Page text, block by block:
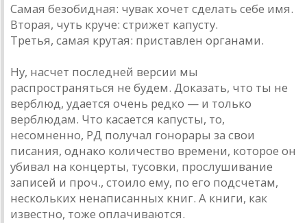
Самая безобидная: чувак хочет сделать себе имя.
Вторая, чуть круче: стрижет капусту.
Третья, самая крутая: приставлен органами.
Ну, насчет последней версии мы
распространяться не будем. Доказать, что ты не
верблюд, удается очень редко — и только
верблюдам. Что касается капусты, то,
несомненно, РД получал гонорары за свои
писания, однако количество времени, которое он
убивал на концерты, тусовки, прослушивание
записей и проч., стоило ему, по его подсчетам,
нескольких ненаписанных книг. А книги, как
известно, тоже оплачиваются.